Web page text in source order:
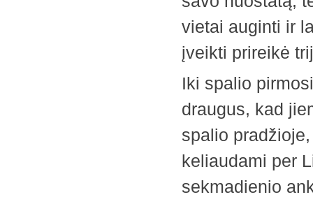
vietai auginti ir
įveikti prireikė
Iki spalio
draugus, kad
spalio
keliaudami per
sekmadienio